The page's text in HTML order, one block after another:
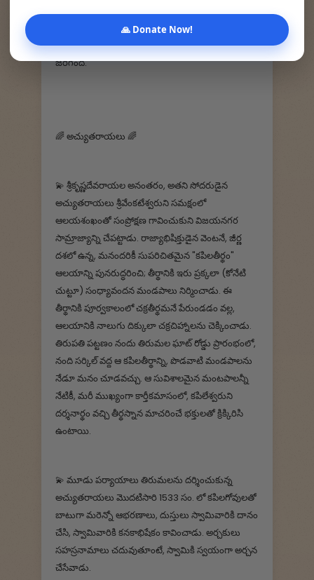
స్మరించుకోక పోతే, "తిరుమల సర్వస్వం" సంపూర్ణం
కాదనిపించి ఈ ప్రకరణాన్ని రాయలవారికి అంకితమవ్వటం
జరిగింది.
🌈‌ అచ్యుతరాయలు 🌈
💫 శ్రీకృష్ణదేవరాయల అనంతరం, అతని సోదరుడైన
అచ్యుతరాయలు శ్రీవేంకటేశ్వరుని సమక్షంలో
ఆలయశంఖంతో సంప్రోక్షణ గావించుకుని విజయనగర
సామ్రాజ్యాన్ని చేపట్టాడు. రాజ్యాభిషిక్తుడైన వెంటనే, జీర్ణ
దశలో ఉన్న, మనందరికీ సుపరిచితమైన "కపిలతీర్థం"
ఆలయాన్ని పునరుద్ధరించి; తీర్థానికి ఇరు ప్రక్కలా (కోనేటి
చుట్టూ) సంధ్యావందన మండపాలు నిర్మించాడు. ఈ
తీర్థానికి పూర్వకాలంలో చక్రతీర్థమనే పేరుండడం వల్ల,
ఆలయానికి నాలుగు దిక్కులా చక్రచిహ్నాలను చెక్కించాడు.
తిరుపతి పట్టణం నందు తిరుమల ఘాట్ రోడ్డు ప్రారంభంలో,
నంది సర్కిల్ వద్ద ఆ కపిలతీర్థాన్ని, పొడవాటి మండపాలను
నేడూ మనం చూడవచ్చు. ఆ సువిశాలమైన మంటపాలన్నీ
నేటికీ, మరీ ముఖ్యంగా కార్తీకమాసంలో, కపిలేశ్వరుని
దర్శనార్థం వచ్చి తీర్థస్నాన మాచరించే భక్తులతో క్రిక్కిరిసి
ఉంటాయి.
💫‌ మూడు పర్యాయాలు తిరుమలను దర్శించుకున్న
అచ్యుతరాయలు మొదటిసారి 1533 సం. లో కపిలగోవులతో
బాటుగా మరెన్నో ఆభరణాలు, దుస్తులు స్వామివారికి దానం
చేసి, స్వామివారికి కనకాభిషేకం కావించాడు. అర్చకులు
సహస్రనామాలు చదువుతూంటే, స్వామికి స్వయంగా అర్చన
చేసేవాడు.
🙏 Donate Now!